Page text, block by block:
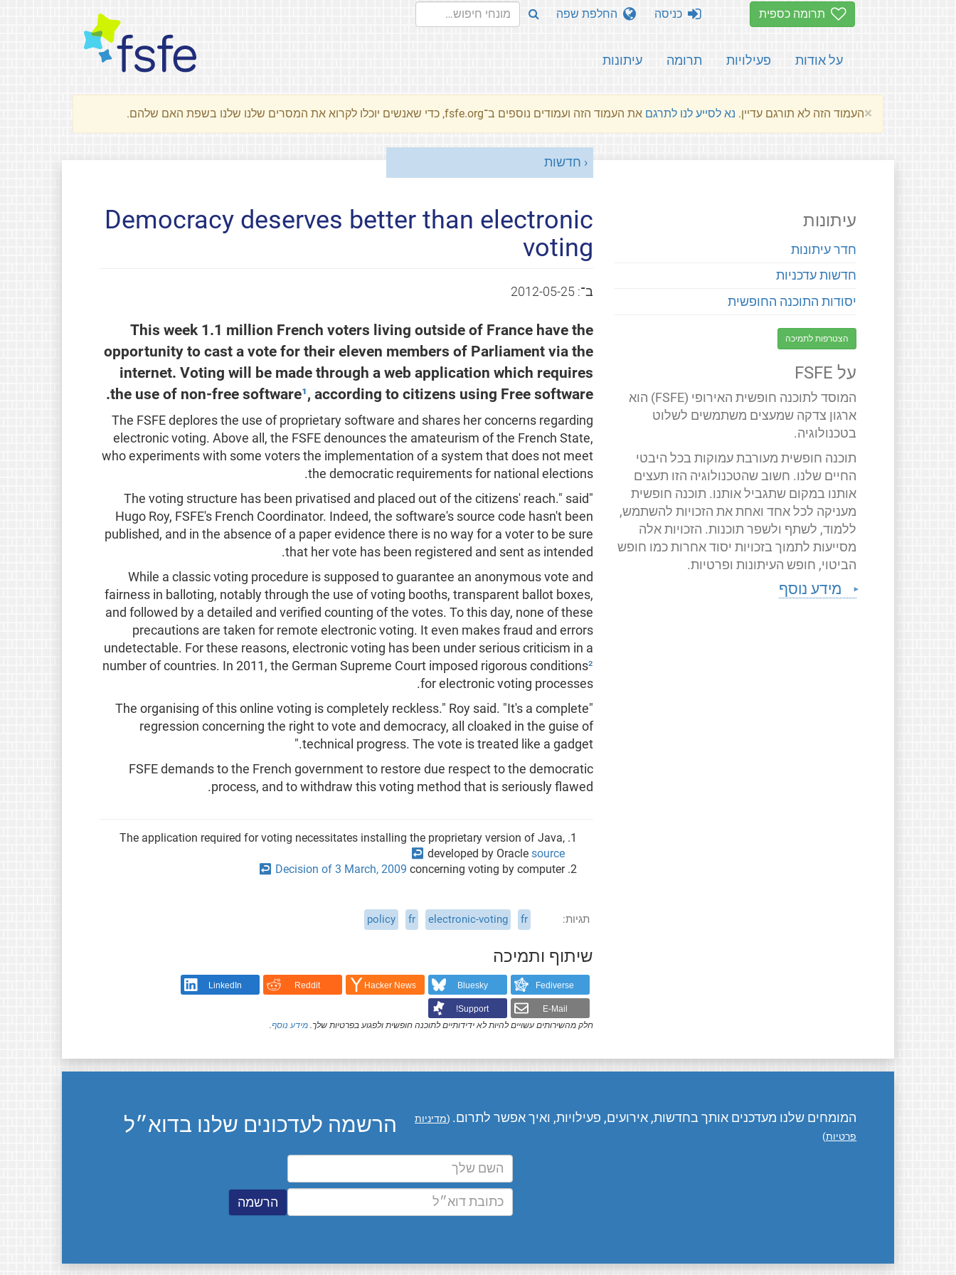
תרומה כספית
על אודות פעילויות תרומה עיתונות
כניסה החלפת שפה
×העמוד הזה לא תורגם עדיין. נא לסייע לנו לתרגם את העמוד הזה ועמודים נוספים ב־fsfe.org, כדי שאנשים יוכלו לקרוא את המסרים שלנו שלנו בשפת האם שלהם.
חדשות
Democracy deserves better than electronic
voting
ב־: 2012-05-25
This week 1.1 million French voters living outside of France have the
opportunity to cast a vote for their eleven members of Parliament via the
internet. Voting will be made through a web application which requires
the use of non-free software¹, according to citizens using Free software.
The FSFE deplores the use of proprietary software and shares her concerns regarding
electronic voting. Above all, the FSFE denounces the amateurism of the French State,
who experiments with some voters the implementation of a system that does not meet
the democratic requirements for national elections.
"The voting structure has been privatised and placed out of the citizens' reach." said
Hugo Roy, FSFE's French Coordinator. Indeed, the software's source code hasn't been
published, and in the absence of a paper evidence there is no way for a voter to be sure
that her vote has been registered and sent as intended.
While a classic voting procedure is supposed to guarantee an anonymous vote and
fairness in balloting, notably through the use of voting booths, transparent ballot boxes,
and followed by a detailed and verified counting of the votes. To this day, none of these
precautions are taken for remote electronic voting. It even makes fraud and errors
undetectable. For these reasons, electronic voting has been under serious criticism in a
number of countries. In 2011, the German Supreme Court imposed rigorous conditions²
for electronic voting processes.
"The organising of this online voting is completely reckless." Roy said. "It's a complete
regression concerning the right to vote and democracy, all cloaked in the guise of
technical progress. The vote is treated like a gadget."
FSFE demands to the French government to restore due respect to the democratic
process, and to withdraw this voting method that is seriously flawed.
The application required for voting necessitates installing the proprietary version of Java,
developed by Oraclesource
↩
Decision of 3 March, 2009 concerning voting by computer
↩
תגיות fr
electronic-voting
fr
policy
שיתוף ותמיכה
Fediverse
Bluesky
Hacker News
Reddit
LinkedIn
E-Mail
Support!
חלק מהשירותים עשויים להיות לא ידידותיים לתוכנה חופשית ולפגוע בפרטיות שלך. מידע נוסף.
עיתונות
חדר עיתונות
חדשות עדכניות
יסודות התוכנה החופשית
הצטרפות לתמיכה
על FSFE
המוסד לתוכנה חופשית האירופי (FSFE) הוא
ארגון צדקה שמעצים משתמשים לשלוט
בטכנולוגיה.
תוכנה חופשית מעורבת עמוקות בכל היבטי
החיים שלנו. חשוב שהטכנולוגיה הזו תעצים
אותנו במקום שתגביל אותנו. תוכנה חופשית
מעניקה לכל אחד ואחת את הזכויות להשתמש,
ללמוד, לשתף ולשפר תוכנות. הזכויות אלה
מסייעות לתמוך בזכויות יסוד אחרות כמו חופש
הביטוי, חופש העיתונות ופרטיות.
מידע נוסף
הרשמה לעדכונים שלנו בדוא״ל המומחים שלנו מעדכנים אותך בחדשות, אירועים, פעילויות, ואיך אפשר לתרום. (מדיניות
פרטיות)